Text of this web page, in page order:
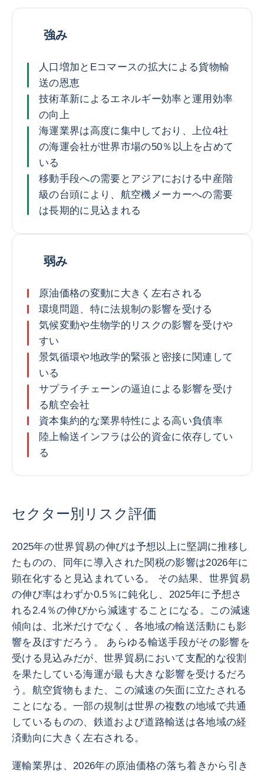
強み
人口増加とEコマースの拡大による貨物輸
送の恩恵
技術革新によるエネルギー効率と運用効率
の向上
海運業界は高度に集中しており、上位4社
の海運会社が世界市場の50％以上を占めて
いる
移動手段への需要とアジアにおける中産階
級の台頭により、航空機メーカーへの需要
は長期的に見込まれる
弱み
原油価格の変動に大きく左右される
環境問題、特に法規制の影響を受ける
気候変動や生物学的リスクの影響を受けや
すい
景気循環や地政学的緊張と密接に関連して
いる
サプライチェーンの逼迫による影響を受け
る航空会社
資本集約的な業界特性による高い負債率
陸上輸送インフラは公的資金に依存してい
る
セクター別リスク評価
2025年の世界貿易の伸びは予想以上に堅調に推移し
たものの、同年に導入された関税の影響は2026年に
顕在化すると見込まれている。 その結果、世界貿易
の伸び率はわずか0.5％に鈍化し、2025年に予想さ
れる2.4％の伸びから減速することになる。この減速
傾向は、北米だけでなく、各地域の輸送活動にも影
響を及ぼすだろう。 あらゆる輸送手段がその影響を
受ける見込みだが、世界貿易において支配的な役割
を果たしている海運が最も大きな影響を受けるだろ
う。航空貨物もまた、この減速の矢面に立たされる
ことになる。一部の規制は世界の複数の地域で共通
しているものの、鉄道および道路輸送は各地域の経
済動向に大きく左右される。
運輸業界は、2026年の原油価格の落ち着きから引き